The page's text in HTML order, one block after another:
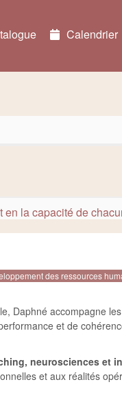
Calendrier
en la capacité de
des ressources
Daphné accompagne
et de
neurosciences et
et aux réalités